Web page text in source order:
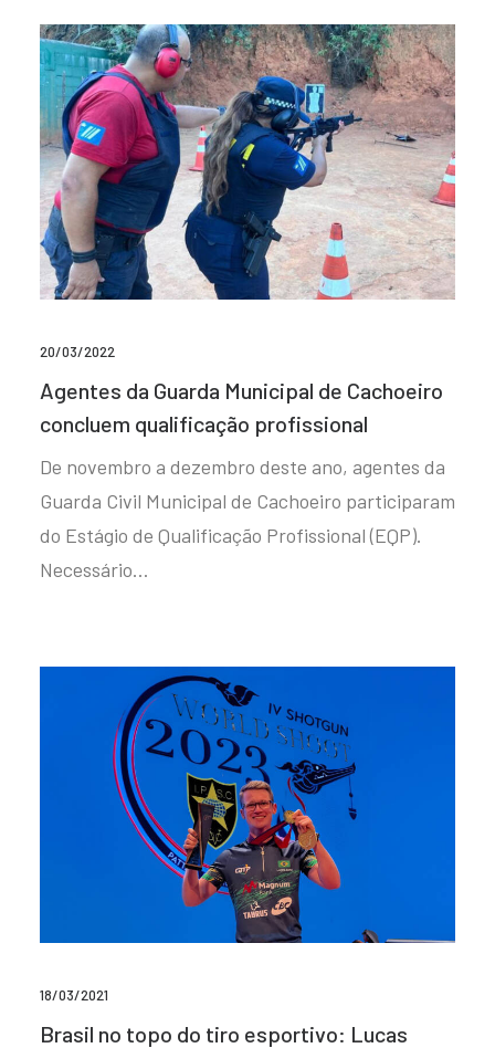
20/03/2022
Agentes da Guarda Municipal de Cachoeiro
concluem qualificação profissional
De novembro a dezembro deste ano, agentes da
Guarda Civil Municipal de Cachoeiro participaram
do Estágio de Qualificação Profissional (EQP).
Necessário…
18/03/2021
Brasil no topo do tiro esportivo: Lucas